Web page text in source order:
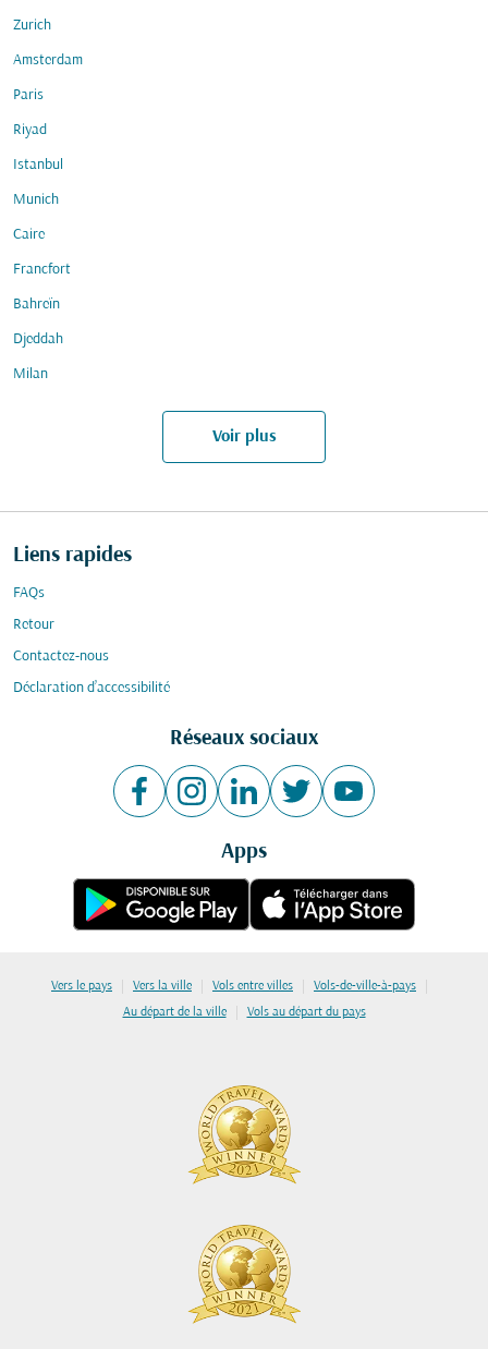
Zurich
Amsterdam
Paris
Riyad
Istanbul
Munich
Caire
Francfort
Bahreïn
Djeddah
Milan
Voir plus
Liens rapides
FAQs
Retour
Contactez-nous
Déclaration d’accessibilité
Réseaux sociaux
Apps
Vers le pays | Vers la ville | Vols entre villes | Vols-de-ville-à-pays |
Au départ de la ville | Vols au départ du pays